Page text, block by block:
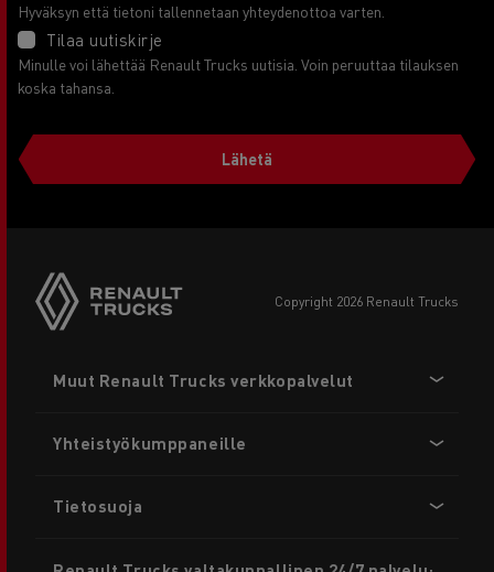
Hyväksyn että tietoni tallennetaan yhteydenottoa varten.
Tilaa uutiskirje
Minulle voi lähettää Renault Trucks uutisia. Voin peruuttaa tilauksen
koska tahansa.
Lähetä
copyright 2026 Renault Trucks
menu
Muut Renault Trucks verkkopalvelut
Yhteistyökumppaneille
Tietosuoja